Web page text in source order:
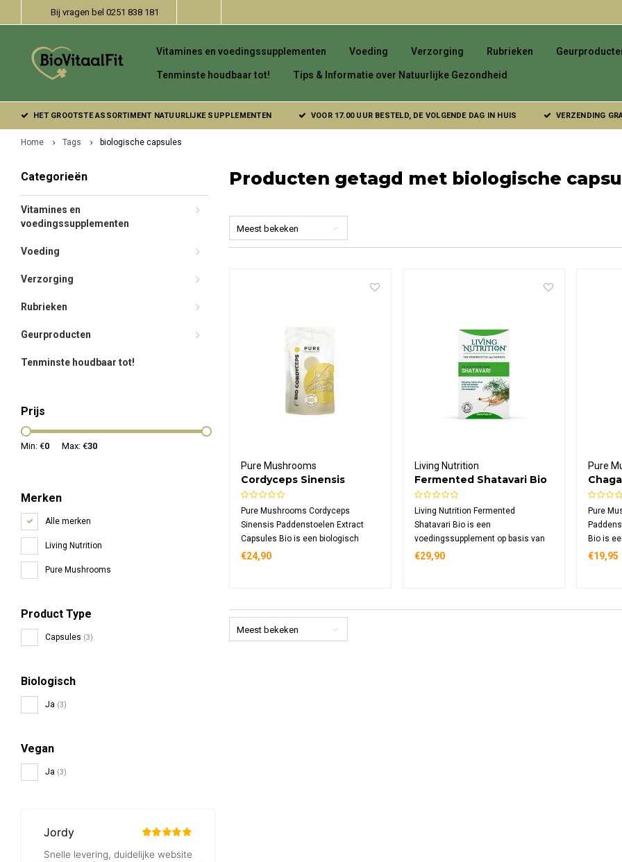
Bij vragen bel 0251 838 181
Vitamines en voedingssupplementen Voeding Verzorging Rubrieken
Tenminste houdbaar tot! Tips & Informatie over Natuurlijke Gezondheid
HET GROOTSTE ASSORTIMENT NATUURLIJKE SUPPLEMENTEN VOOR 17.00 UUR BESTELD, DE VOLGENDE DAG IN HUIS VERZENDING
Home Tags biologische capsules
Categorieën
Vitamines en
voedingssupplementen
Voeding
Verzorging
Rubrieken
Geurproducten
Tenminste houdbaar tot!
Prijs
Min: €0 Max: €30
Merken
Alle merken
Living Nutrition
Pure Mushrooms
Product Type
Capsules (3)
Biologisch
Ja (3)
Vegan
Ja (3)
Producten getagd met biologische
Meest bekeken
Pure Mushrooms
Cordyceps Sinensis
Paddenstoelen Extract
Capsules Bio
Pure Mushrooms Cordyceps
Sinensis Paddenstoelen Extract
Capsules Bio is een biologisch
voedingssupplement met 320 mg
natuurlijke rijst.
€24,90
Living Nutrition
Fermented Shatavari Bio
Living Nutrition Fermented
Shatavari Bio is een
voedingssupplement op basis van
gefermenteerde shatavari, verpakt
€29,90
Pure
Pure
Bio is
€19,95
Meest bekeken